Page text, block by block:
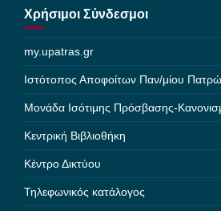
Χρήσιμοι Σύνδεσμοι
my.upatras.gr
Ιστότοπος Αποφοίτων Παν/μίου
Μονάδα Ισότιμης Πρόσβασης-
Κεντρική Βιβλιοθήκη
Κέντρο Δικτύου
Τηλεφωνικός κατάλογος